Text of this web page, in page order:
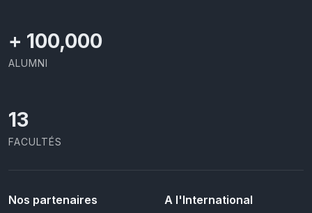
+ 100,000
ALUMNI
13
FACULTÉS
Nos partenaires A l'International